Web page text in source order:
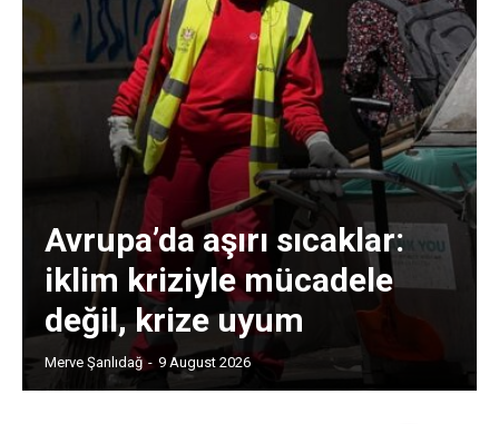
Avrupa’da aşırı sıcaklar:
iklim kriziyle mücadele
değil, krize uyum
Merve Şanlıdağ - 9 August 2026